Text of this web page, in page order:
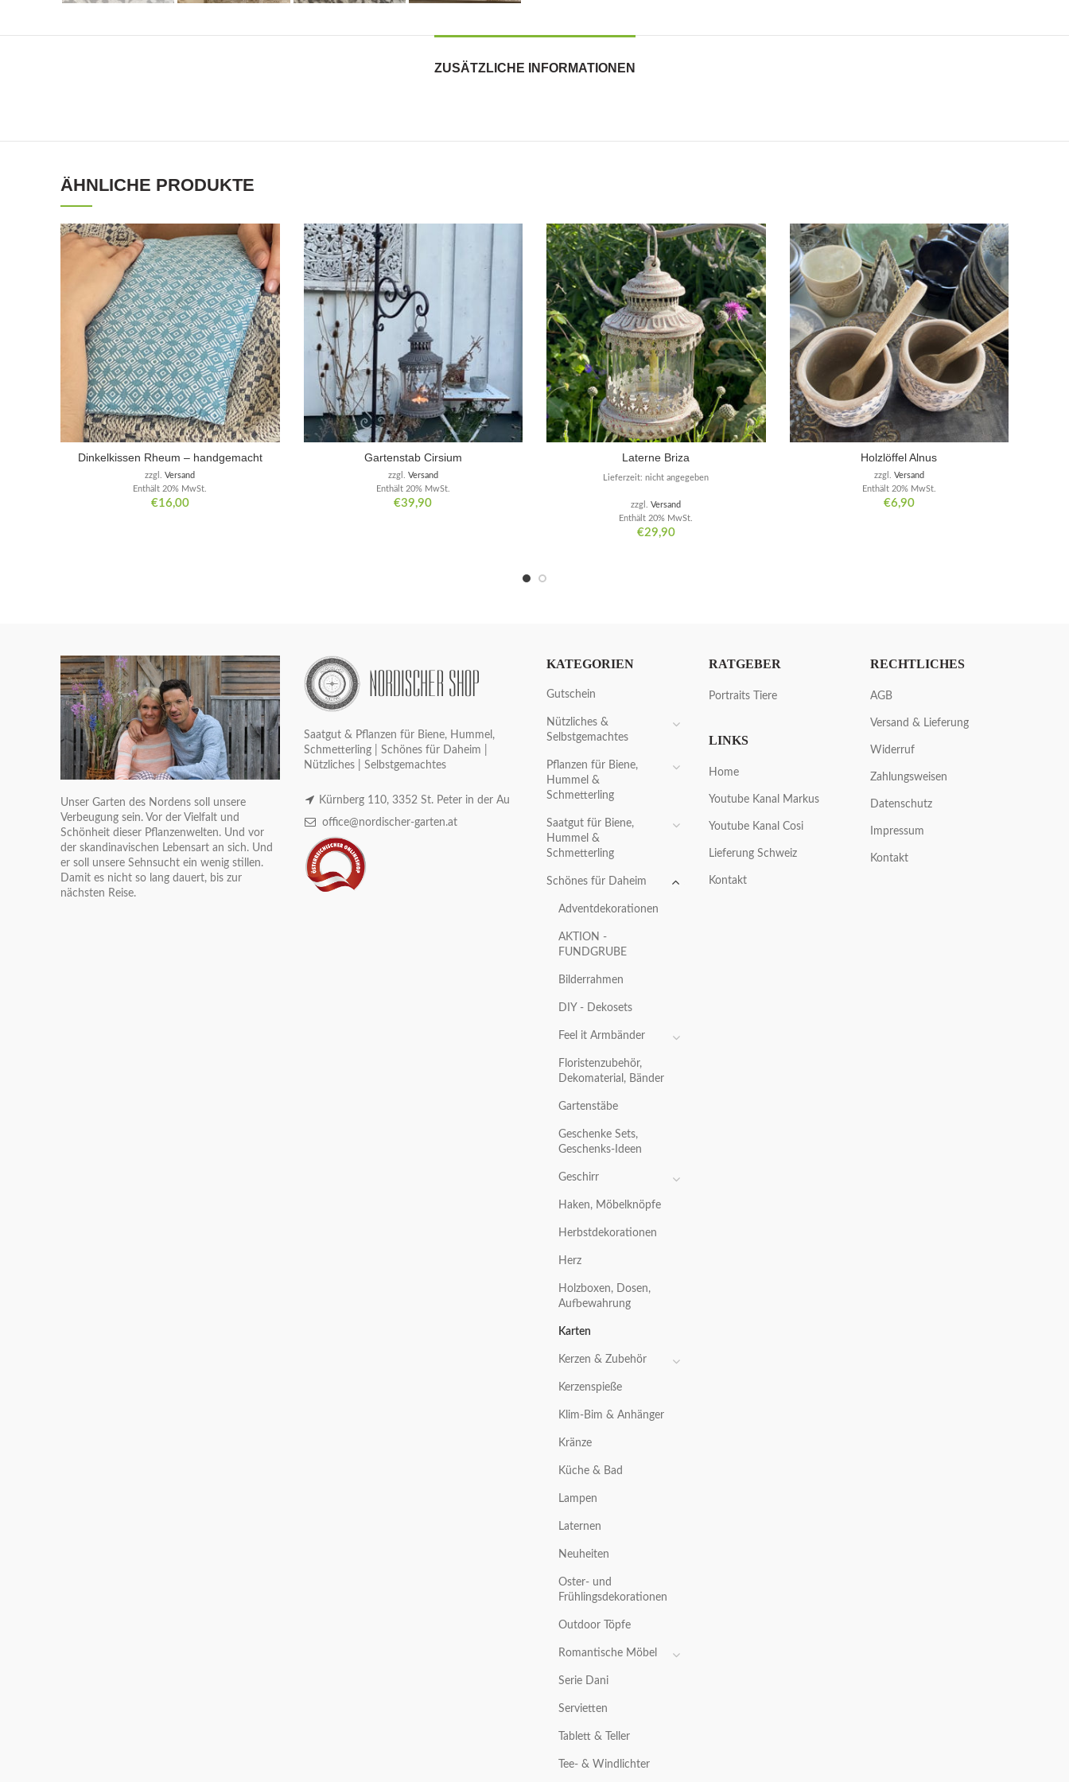
ZUSÄTZLICHE INFORMATIONEN
ÄHNLICHE PRODUKTE
Dinkelkissen Rheum – handgemacht
€16,00
Enthält 20% MwSt.
zzgl.Versand
Gartenstab Cirsium
€39,90
Enthält 20% MwSt.
zzgl. Versand
Laterne Briza
€29,90
Enthält 20% MwSt.
zzgl.Versand
Lieferzeit: nicht angegeben
Holzlöffel Alnus
€6,90
Enthält 20% MwSt.
zzgl. Versand
Unser Garten des Nordens soll unsere
Verbeugung sein. Vor der Vielfalt und
Schönheit dieser Pflanzenwelten. Und vor
der skandinavischen Lebensart an sich. Und
er soll unsere Sehnsucht ein wenig stillen.
Damit es nicht so lang dauert, bis zur
nächsten Reise.
Saatgut & Pflanzen für Biene, Hummel,
Schmetterling | Schönes für Daheim |
Nützliches | Selbstgemachtes
Kürnberg 110, 3352 St. Peter in der Au
office@nordischer-garten.at
KATEGORIEN
Gutschein
Nützliches &
Selbstgemachtes
Pflanzen für Biene,
Hummel &
Schmetterling
Saatgut für Biene,
Hummel &
Schmetterling
Schönes für Daheim
Adventdekorationen
AKTION -
FUNDGRUBE
Bilderrahmen
DIY - Dekosets
Feel it Armbänder
Floristenzubehör,
Dekomaterial, Bänder
Gartenstäbe
Geschenke Sets,
Geschenks-Ideen
Geschirr
Haken, Möbelknöpfe
Herbstdekorationen
Herz
Holzboxen, Dosen,
Aufbewahrung
Karten
Kerzen & Zubehör
Kerzenspieße
Klim-Bim & Anhänger
Kränze
Küche & Bad
Lampen
Laternen
Neuheiten
Oster- und
Frühlingsdekorationen
Outdoor Töpfe
Romantische Möbel
Serie Dani
Servietten
Tablett & Teller
Tee- & Windlichter
RATGEBER
Portraits Tiere
LINKS
Home
Youtube Kanal Markus
Youtube Kanal Cosi
Lieferung Schweiz
Kontakt
RECHTLICHES
AGB
Versand & Lieferung
Widerruf
Zahlungsweisen
Datenschutz
Impressum
Kontakt